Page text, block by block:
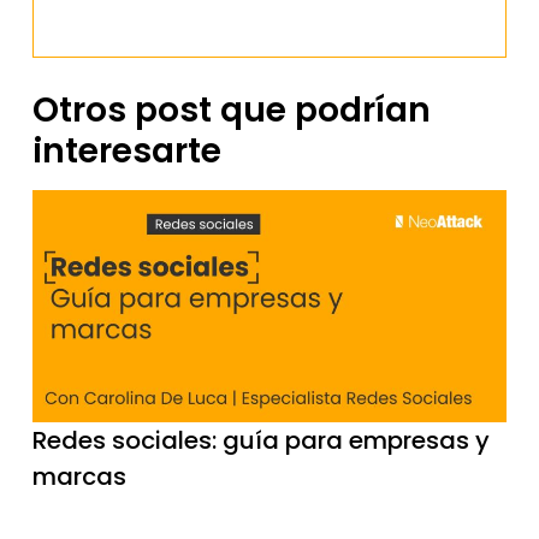
Otros post que podrían
interesarte
Redes sociales: guía para empresas y
marcas